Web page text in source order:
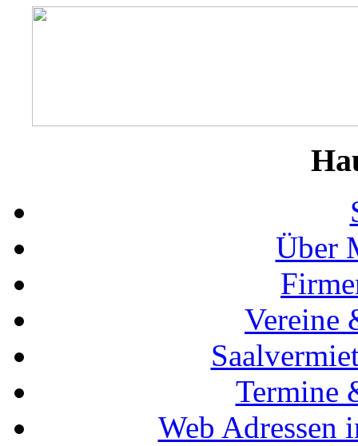
Über
Vereine
Termine
Web Adressen